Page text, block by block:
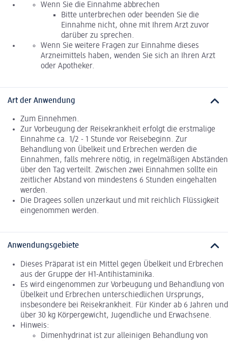
Wenn Sie die Einnahme abbrechen
Bitte unterbrechen oder beenden Sie die
Einnahme nicht, ohne mit Ihrem Arzt zuvor
darüber zu sprechen.
Wenn Sie weitere Fragen zur Einnahme dieses
Arzneimittels haben, wenden Sie sich an Ihren Arzt
oder Apotheker.
Art der Anwendung
Zum Einnehmen.
Zur Vorbeugung der Reisekrankheit erfolgt die erstmalige
Einnahme ca. 1/2 - 1 Stunde vor Reisebeginn. Zur
Behandlung von Übelkeit und Erbrechen werden die
Einnahmen, falls mehrere nötig, in regelmäßigen Abständen
über den Tag verteilt. Zwischen zwei Einnahmen sollte ein
zeitlicher Abstand von mindestens 6 Stunden eingehalten
werden.
Die Dragees sollen unzerkaut und mit reichlich Flüssigkeit
eingenommen werden.
Anwendungsgebiete
Dieses Präparat ist ein Mittel gegen Übelkeit und Erbrechen
aus der Gruppe der H1-Antihistaminika.
Es wird eingenommen zur Vorbeugung und Behandlung von
Übelkeit und Erbrechen unterschiedlichen Ursprungs,
insbesondere bei Reisekrankheit. Für Kinder ab 6 Jahren und
über 30 kg Körpergewicht, Jugendliche und Erwachsene.
Hinweis:
Dimenhydrinat ist zur alleinigen Behandlung von